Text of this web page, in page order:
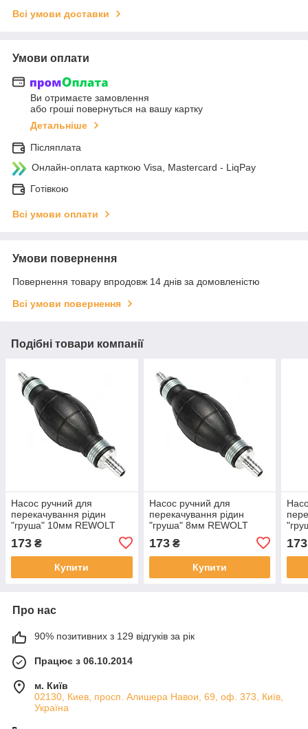
Всі умови доставки
Умови оплати
Ви отримаєте замовлення
або гроші повернуться на вашу картку
Детальніше
Післяплата
Онлайн-оплата карткою Visa, Mastercard - LiqPay
Готівкою
Всі умови оплати
Умови повернення
Повернення товару впродовж 14 днів за домовленістю
Всі умови повернення
Подібні товари компанії
Насос ручний для
перекачування рідин
"груша" 10мм REWOLT
173 ₴
Купити
Насос ручний для
перекачування рідин
"груша" 8мм REWOLT
173₴
Купити
173
Про нас
90% позитивних з 129 відгуків за рік
Працює з 06.10.2014
м. Київ
02130, Киев, просп. Алишера Навои, 69, оф. 373, Київ,
Україна